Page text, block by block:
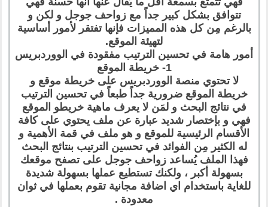
تتوافق بشكل كبير جداً مع زواحف جوجل و لكن و
بالرغم مِن كل هذه المميزات فإنها تفتقر لأمور أساسية
لتهيئة الموقع.
أمور هامة في تحسين الترتيب مفقودة في الووردبريس
1- خريطة الموقع
لا تحتوي منصة الووردبريس على خريطة موقع و
خريطة الموقع ضرورية جداً طبعاً في تحسين الترتيب
في نتائج البحث و لمَن لا يعرف ماهية خريطو الموقع
فهي و بإختصار شديد عبارة عن ملف يحتوي على كافة
الأقسام الرئيسية للموقع و هو ملف في قمة الأهمية و
له الكثير مِن الفوائد في تحسين الترتيب بنتائج البحث
فهذا الملف يُساعد زواحف جوجل على تصفح موقعك
بسهولة أكبر ، ولكنك تستطيع عملها بسهولة شديدة
للغاية باستخدام اي اضافة مجانية تقوم بعملها في ثوان
معدودة .